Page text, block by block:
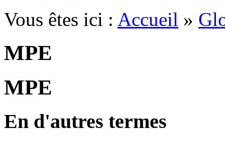
Vous êtes ici : Accueil »
MPE
MPE
En d'autres termes